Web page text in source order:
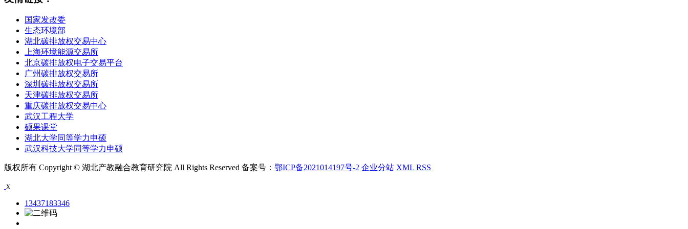
国家发改委
生态环境部
湖北碳排放权交易中心
上海环境能源交易所
北京碳排放权电子交易平台
广州碳排放权交易所
深圳碳排放权交易所
天津碳排放权交易所
重庆碳排放权交易中心
武汉工程大学
硕果课堂
湖北大学同等学力申硕
武汉科技大学同等学力申硕
版权所有 Copyright © 湖北产教融合教育研究院 All Rights Reserved 备案号： 鄂ICP备2021014197号-2 企业分站 XML RSS
x
13437183346